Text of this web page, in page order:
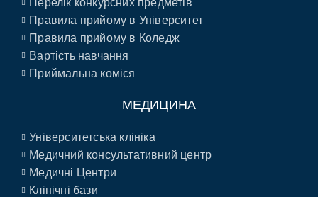
Правила прийому в Університет
Правила прийому в Коледж
Вартість навчання
Приймальна коміся
МЕДИЦИНА
Університетська клініка
Медичний консультативний центр
Медичні Центри
Клінічні бази